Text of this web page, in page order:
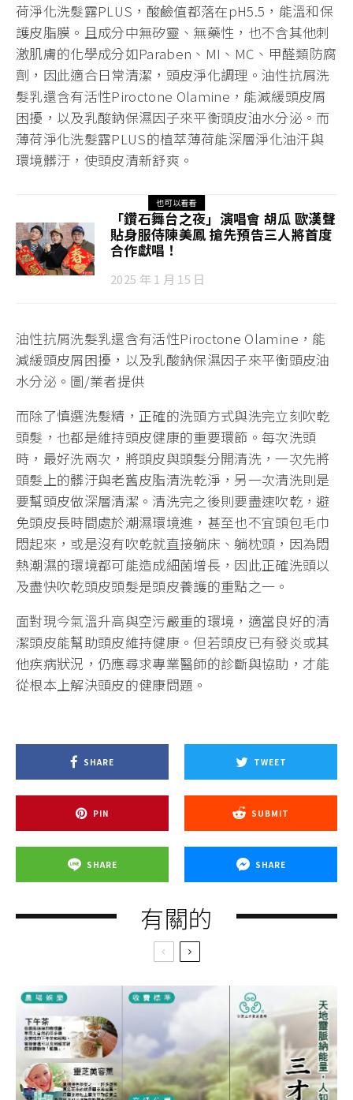
荷淨化洗髮露PLUS，酸鹼值都落在pH5.5，能溫和保
護皮脂膜。且成分中無矽靈、無藥性，也不含其他刺
激肌膚的化學成分如Paraben、MI、MC、甲醛類防腐
劑，因此適合日常清潔，頭皮淨化調理。油性抗屑洗
髮乳還含有活性Piroctone Olamine，能減緩頭皮屑
困擾，以及乳酸鈉保濕因子來平衡頭皮油水分泌。而
薄荷淨化洗髮露PLUS的植萃薄荷能深層淨化油汗與
環境髒汙，使頭皮清新舒爽。
也可以看看
「鑽石舞台之夜」演唱會 胡瓜 歐漢聲
貼身服侍陳美鳳 搶先預告三人將首度
合作獻唱！
2025 年 1 月 15 日
油性抗屑洗髮乳還含有活性Piroctone Olamine，能
減緩頭皮屑困擾，以及乳酸鈉保濕因子來平衡頭皮油
水分泌。圖/業者提供
而除了慎選洗髮精，正確的洗頭方式與洗完立刻吹乾
頭髮，也都是維持頭皮健康的重要環節。每次洗頭
時，最好洗兩次，將頭皮與頭髮分開清洗，一次先將
頭髮上的髒汙與老舊皮脂清洗乾淨，另一次清洗則是
要幫頭皮做深層清潔。清洗完之後則要盡速吹乾，避
免頭皮長時間處於潮濕環境進，甚至也不宜頭包毛巾
悶起來，或是沒有吹乾就直接躺床、躺枕頭，因為悶
熱潮濕的環境都可能造成細菌增長，因此正確洗頭以
及盡快吹乾頭皮頭髮是頭皮養護的重點之一。
面對現今氣溫升高與空污嚴重的環境，適當良好的清
潔頭皮能幫助頭皮維持健康。但若頭皮已有發炎或其
他疾病狀況，仍應尋求專業醫師的診斷與協助，才能
從根本上解決頭皮的健康問題。
SHARE TWEET
PIN SUBMIT
SHARE SHARE
有關的